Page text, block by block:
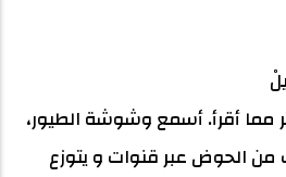
مما أقرأ. أسمع وشوشة الطيور،
الحوض عبر قنوات و يتوزع